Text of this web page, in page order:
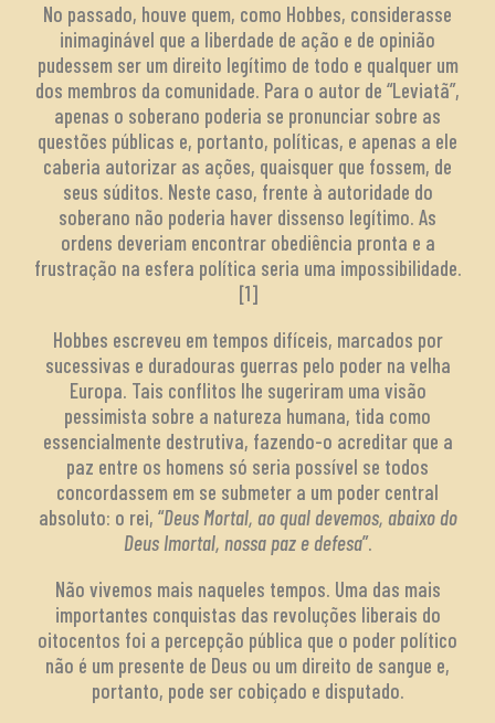
No passado, houve quem, como Hobbes, considerasse
inimaginável que a liberdade de ação e de opinião
pudessem ser um direito legítimo de todo e qualquer um
dos membros da comunidade. Para o autor de “Leviatã”,
apenas o soberano poderia se pronunciar sobre as
questões públicas e, portanto, políticas, e apenas a ele
caberia autorizar as ações, quaisquer que fossem, de
seus súditos. Neste caso, frente à autoridade do
soberano não poderia haver dissenso legítimo. As
ordens deveriam encontrar obediência pronta e a
frustração na esfera política seria uma impossibilidade.
[1]
Hobbes escreveu em tempos difíceis, marcados por
sucessivas e duradouras guerras pelo poder na velha
Europa. Tais conflitos lhe sugeriram uma visão
pessimista sobre a natureza humana, tida como
essencialmente destrutiva, fazendo-o acreditar que a
paz entre os homens só seria possível se todos
concordassem em se submeter a um poder central
absoluto: o rei, “Deus Mortal, ao qual devemos, abaixo do
Deus Imortal, nossa paz e defesa”.
Não vivemos mais naqueles tempos. Uma das mais
importantes conquistas das revoluções liberais do
oitocentos foi a percepção pública que o poder político
não é um presente de Deus ou um direito de sangue e,
portanto, pode ser cobiçado e disputado.